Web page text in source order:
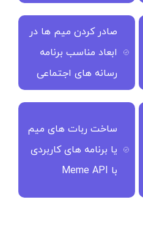
صادر کردن میم ها در
ابعاد مناسب برنامه
رسانه های اجتماعی
ساخت ربات های میم
یا برنامه های کاربردی
با Meme API